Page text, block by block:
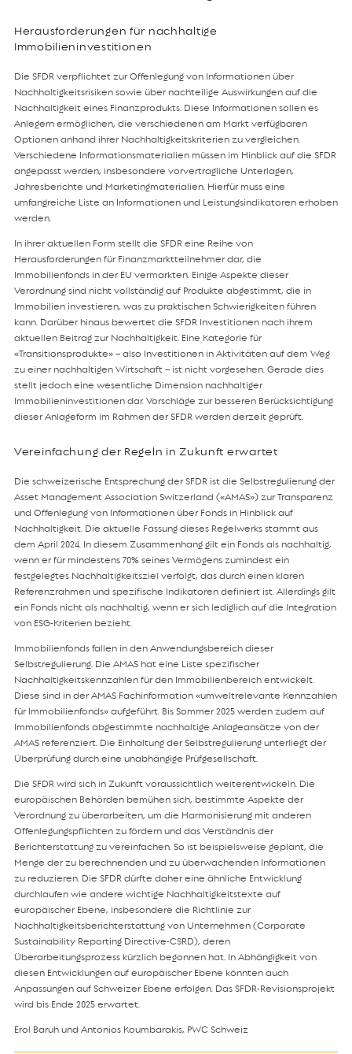
Herausforderungen für nachhaltige
Immobilieninvestitionen
Die SFDR verpflichtet zur Offenlegung von Informationen über
Nachhaltigkeitsrisiken sowie über nachteilige Auswirkungen auf die
Nachhaltigkeit eines Finanzprodukts. Diese Informationen sollen es
Anlegern ermöglichen, die verschiedenen am Markt verfügbaren
Optionen anhand ihrer Nachhaltigkeitskriterien zu vergleichen.
Verschiedene Informationsmaterialien müssen im Hinblick auf die SFDR
angepasst werden, insbesondere vorvertragliche Unterlagen,
Jahresberichte und Marketingmaterialien. Hierfür muss eine
umfangreiche Liste an Informationen und Leistungsindikatoren erhoben
werden.
In ihrer aktuellen Form stellt die SFDR eine Reihe von
Herausforderungen für Finanzmarktteilnehmer dar, die
Immobilienfonds in der EU vermarkten. Einige Aspekte dieser
Verordnung sind nicht vollständig auf Produkte abgestimmt, die in
Immobilien investieren, was zu praktischen Schwierigkeiten führen
kann. Darüber hinaus bewertet die SFDR Investitionen nach ihrem
aktuellen Beitrag zur Nachhaltigkeit. Eine Kategorie für
«Transitionsprodukte» – also Investitionen in Aktivitäten auf dem Weg
zu einer nachhaltigen Wirtschaft – ist nicht vorgesehen. Gerade dies
stellt jedoch eine wesentliche Dimension nachhaltiger
Immobilieninvestitionen dar. Vorschläge zur besseren Berücksichtigung
dieser Anlageform im Rahmen der SFDR werden derzeit geprüft.
Vereinfachung der Regeln in Zukunft erwartet
Die schweizerische Entsprechung der SFDR ist die Selbstregulierung der
Asset Management Association Switzerland («AMAS») zur Transparenz
und Offenlegung von Informationen über Fonds in Hinblick auf
Nachhaltigkeit. Die aktuelle Fassung dieses Regelwerks stammt aus
dem April 2024. In diesem Zusammenhang gilt ein Fonds als nachhaltig,
wenn er für mindestens 70% seines Vermögens zumindest ein
festgelegtes Nachhaltigkeitsziel verfolgt, das durch einen klaren
Referenzrahmen und spezifische Indikatoren definiert ist. Allerdings gilt
ein Fonds nicht als nachhaltig, wenn er sich lediglich auf die Integration
von ESG-Kriterien bezieht.
Immobilienfonds fallen in den Anwendungsbereich dieser
Selbstregulierung. Die AMAS hat eine Liste spezifischer
Nachhaltigkeitskennzahlen für den Immobilienbereich entwickelt.
Diese sind in der AMAS Fachinformation «umweltrelevante Kennzahlen
für Immobilienfonds» aufgeführt. Bis Sommer 2025 werden zudem auf
Immobilienfonds abgestimmte nachhaltige Anlageansätze von der
AMAS referenziert. Die Einhaltung der Selbstregulierung unterliegt der
Überprüfung durch eine unabhängige Prüfgesellschaft.
Die SFDR wird sich in Zukunft voraussichtlich weiterentwickeln. Die
europäischen Behörden bemühen sich, bestimmte Aspekte der
Verordnung zu überarbeiten, um die Harmonisierung mit anderen
Offenlegungspflichten zu fördern und das Verständnis der
Berichterstattung zu vereinfachen. So ist beispielsweise geplant, die
Menge der zu berechnenden und zu überwachenden Informationen
zu reduzieren. Die SFDR dürfte daher eine ähnliche Entwicklung
durchlaufen wie andere wichtige Nachhaltigkeitstexte auf
europäischer Ebene, insbesondere die Richtlinie zur
Nachhaltigkeitsberichterstattung von Unternehmen (Corporate
Sustainability Reporting Directive-CSRD), deren
Überarbeitungsprozess kürzlich begonnen hat. In Abhängigkeit von
diesen Entwicklungen auf europäischer Ebene könnten auch
Anpassungen auf Schweizer Ebene erfolgen. Das SFDR-Revisionsprojekt
wird bis Ende 2025 erwartet.
Erol Baruh und Antonios Koumbarakis, PWC Schweiz